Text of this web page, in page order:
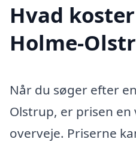
Hvad
Holme-
Når du søger efter
Olstrup, er prisen
overveje. Priserne